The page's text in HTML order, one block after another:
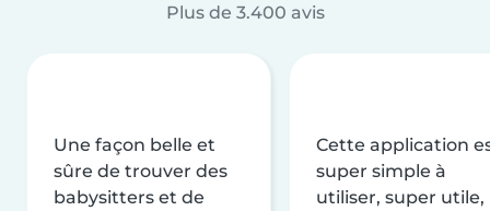
Plus de 3.400 avis
Une façon belle et
sûre de trouver des
babysitters et de
Cette application
super simple à
utiliser, super utile,